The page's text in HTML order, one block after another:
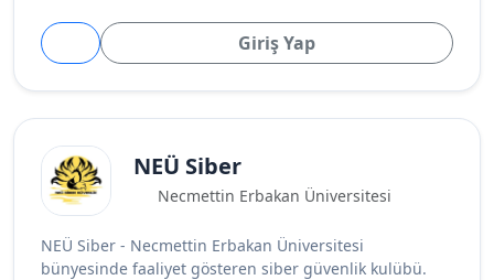
Giriş Yap
NEÜ Siber
Necmettin Erbakan Üniversitesi
NEÜ Siber - Necmettin Erbakan Üniversitesi
bünyesinde faaliyet gösteren siber güvenlik kulübü.